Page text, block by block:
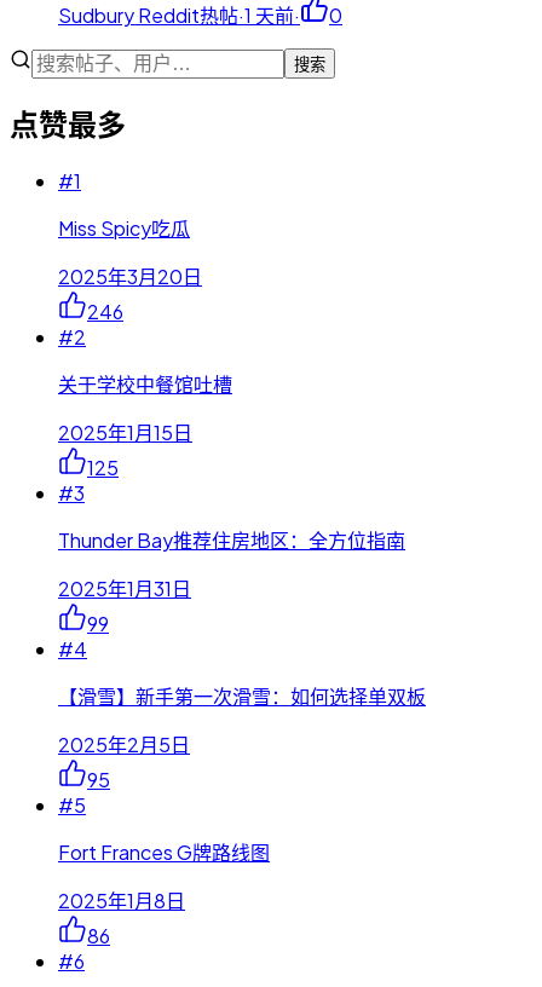
Sudbury Reddit热帖·1 天前· 0
搜索
点赞最多
#1
Miss Spicy吃瓜
2025年3月20日
246
#2
关于学校中餐馆吐槽
2025年1月15日
125
#3
Thunder Bay推荐住房地区：全方位指南
2025年1月31日
99
#4
【滑雪】新手第一次滑雪：如何选择单双板
2025年2月5日
95
#5
Fort Frances G牌路线图
2025年1月8日
86
#6